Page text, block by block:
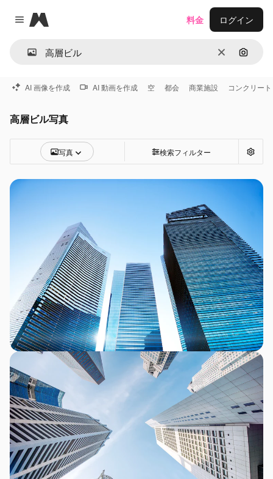
Close menu
Magnific
消去 画像で
料金 ログイン
AI 画像を作成 AI 動画を作成 空 都会 商業施設 コンクリート
高層ビル写真
写真 検索フィルター